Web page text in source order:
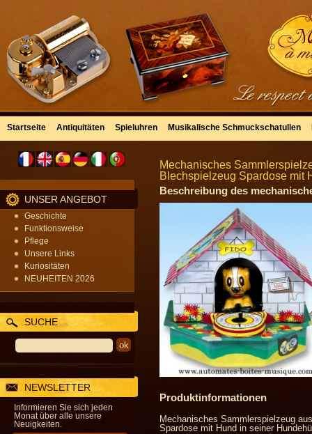
Startseite Antiquitäten Spieluhren Musikalische Schmuckschatullen
UNSER ANGEBOT
Geschichte
Funktionsweise
Pflege
Unsere Links
Kuriositäten
NEUHEITEN 2026
SUCHE
NEWSLETTER
Informieren Sie sich jeden
Monat über alle unsere
Neuigkeiten.
Mechanisches
Blechspielzeug Spardose mit
Beschreibung des
Produktinformationen
Mechanisches Sammlerspielzeug
Spardose mit Hund in seiner